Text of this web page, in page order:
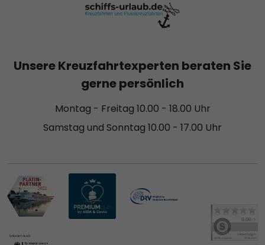
Unsere Kreuzfahrtexperten beraten Sie
gerne persönlich
Montag - Freitag 10.00 - 18.00 Uhr
Samstag und Sonntag 10.00 - 17.00 Uhr